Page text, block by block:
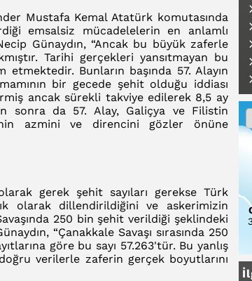
Mustafa Kemal Atatürk komutasında
emsalsiz mücadelelerin en anlamlı
Günaydın, “Ancak bu büyük zaferle
Tarihi gerçekleri yansıtmayan bu
Bunların başında 57. Alayın
bir gecede şehit olduğu iddiası
ancak sürekli takviye edilerek 8,5 ay
sonra da 57. Alay, Galiçya ve Filistin
azmini ve direncini gözler önüne
gerek şehit sayıları gerekse Türk
olarak dillendirildiğini ve askerimizin
250 bin şehit verildiği şeklindeki
“Çanakkale Savaşı sırasında 250
göre bu sayı 57.263'tür. Bu yanlış
verilerle zaferin gerçek boyutlarını